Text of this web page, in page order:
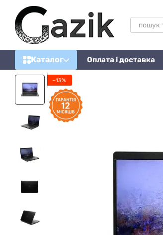
Перейти до основного контенту
Каталог Оплата і доставка
−13%